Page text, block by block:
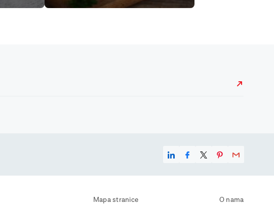
Mapa stranice
O nama